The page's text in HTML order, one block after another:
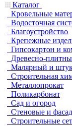
Каталог
Кровельные
Водосточная
Благоустройство
Крепежные
Гипсокартон и
Древесно-
Малярный и
Строительная
Металлопрокат
Поликарбонат
Сад и огород
Стеновые и
Строительные